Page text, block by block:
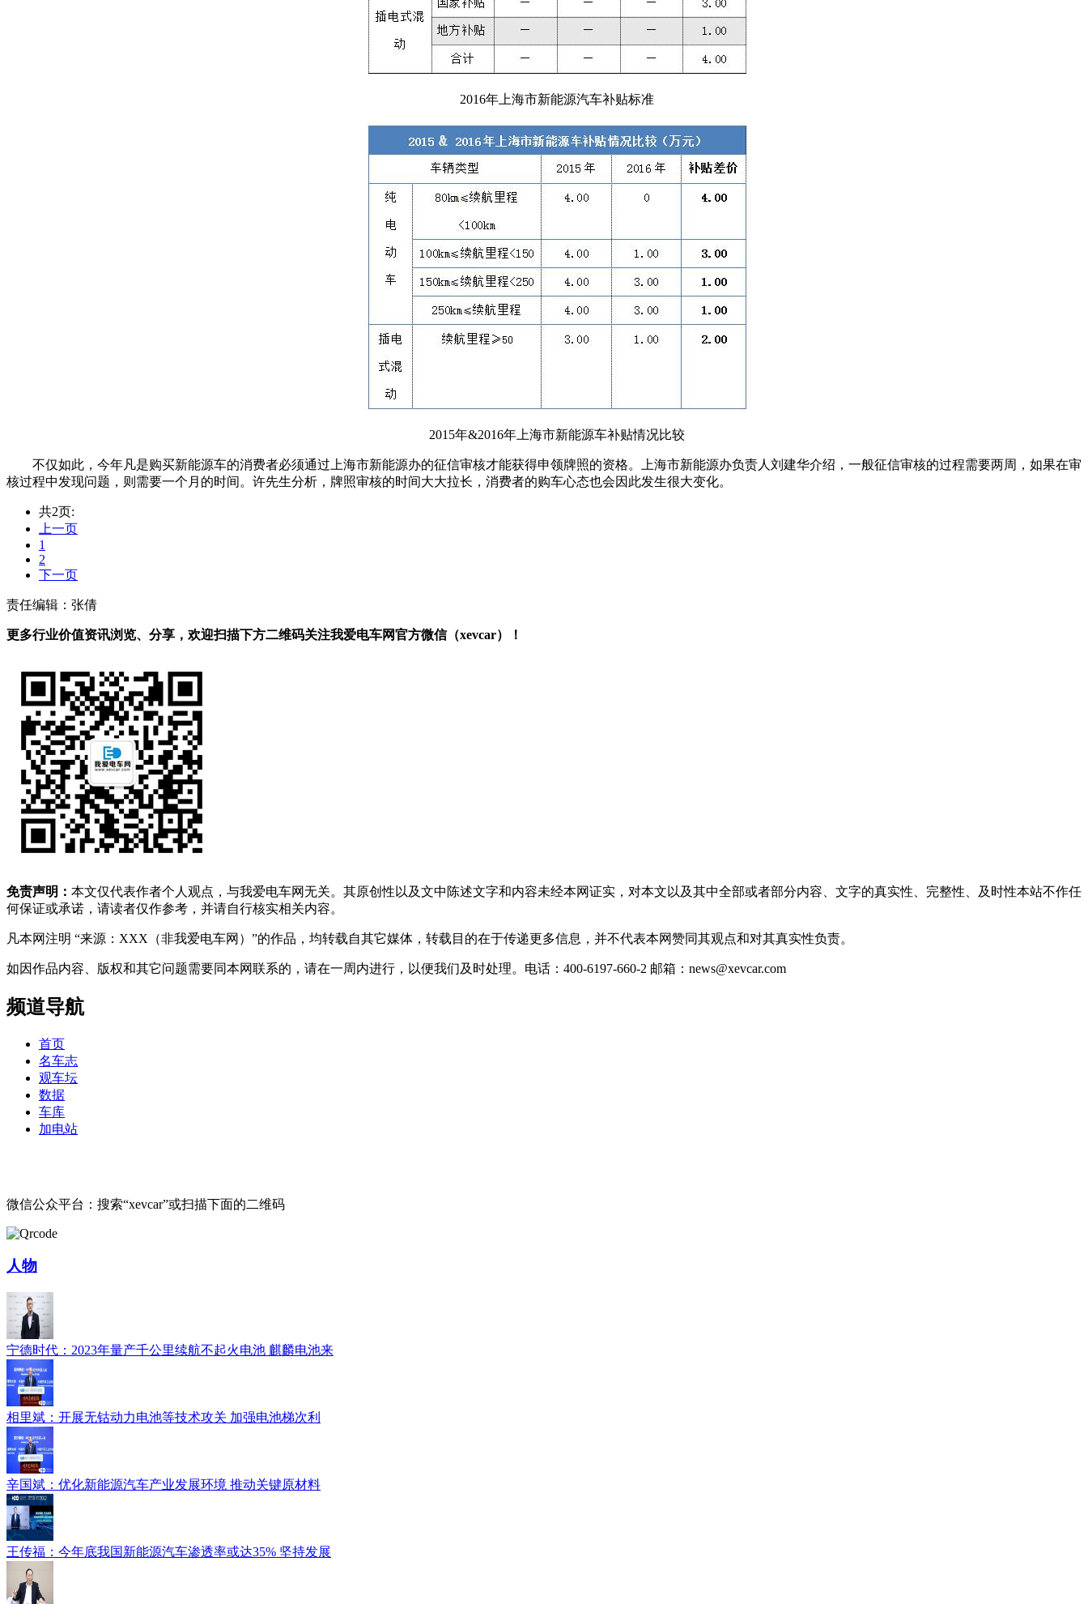
2016年上海市新能源汽车补贴标准
2015年&2016年上海市新能源车补贴情况比较
不仅如此，今年凡是购买新能源车的消费者必须通过上海市新能源办的征信审核才能获得申领牌照的资格。上海市新能源办负责人刘建华介绍，一般征信审核的过程需要两周，如果在审
核过程中发现问题，则需要一个月的时间。许先生分析，牌照审核的时间大大拉长，消费者的购车心态也会因此发生很大变化。
共2页:
上一页
1
2
下一页
责任编辑：张倩
更多行业价值资讯浏览、分享，欢迎扫描下方二维码关注我爱电车网官方微信（xevcar）！
免责声明： 本文仅代表作者个人观点，与我爱电车网无关。其原创性以及文中陈述文字和内容未经本网证实，对本文以及其中全部或者部分内容、文字的真实性、完整性、及时性本站不作任
何保证或承诺，请读者仅作参考，并请自行核实相关内容。
凡本网注明 “来源：XXX（非我爱电车网）”的作品，均转载自其它媒体，转载目的在于传递更多信息，并不代表本网赞同其观点和对其真实性负责。
如因作品内容、版权和其它问题需要同本网联系的，请在一周内进行，以便我们及时处理。电话：400-6197-660-2 邮箱：news@xevcar.com
频道导航
首页
名车志
观车坛
数据
车库
加电站
微信公众平台：搜索“xevcar”或扫描下面的二维码
人物
宁德时代：2023年量产千公里续航不起火电池 麒麟电池来
相里斌：开展无钴动力电池等技术攻关 加强电池梯次利
辛国斌：优化新能源汽车产业发展环境 推动关键原材料
王传福：今年底我国新能源汽车渗透率或达35% 坚持发展